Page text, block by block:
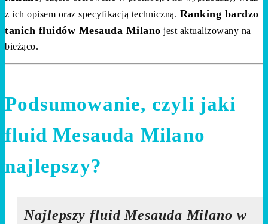
z ich opisem oraz specyfikacją techniczną. Ranking bardzo
tanich fluidów Mesauda Milano jest aktualizowany na
bieżąco.
Podsumowanie, czyli jaki
fluid Mesauda Milano
najlepszy?
Najlepszy fluid Mesauda Milano w